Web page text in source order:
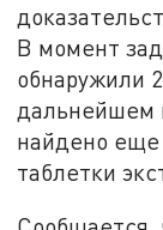
В момент
обнаружили
дальнейшем
найдено еще
таблетки